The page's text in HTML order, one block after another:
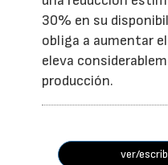
30% en su
obliga a aumentar
eleva
producción.
ver/